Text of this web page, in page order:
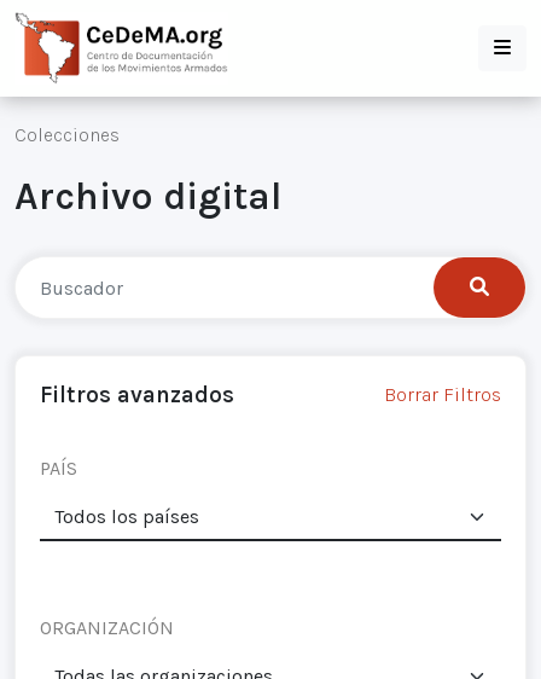
Colecciones
Archivo digital
Filtros avanzados Borrar Filtros
PAÍS
ORGANIZACIÓN